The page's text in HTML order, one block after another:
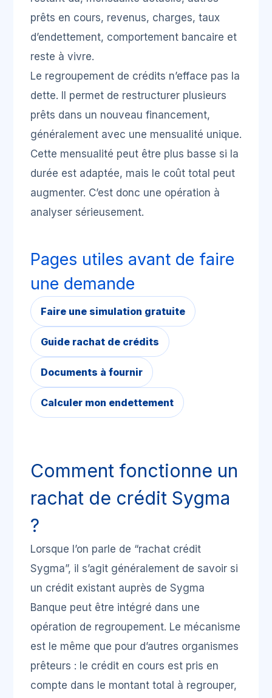
prêts en cours, revenus, charges, taux
d’endettement, comportement bancaire et
reste à vivre.
Le regroupement de crédits n’efface pas la
dette. Il permet de restructurer plusieurs
prêts dans un nouveau financement,
généralement avec une mensualité unique.
Cette mensualité peut être plus basse si la
durée est adaptée, mais le coût total peut
augmenter. C’est donc une opération à
analyser sérieusement.
Pages utiles avant de faire
une demande
Faire une simulation gratuite
Guide rachat de crédits
Documents à fournir
Calculer mon endettement
Comment fonctionne un
rachat de crédit Sygma
?
Lorsque l’on parle de “rachat crédit
Sygma”, il s’agit généralement de savoir si
un crédit existant auprès de Sygma
Banque peut être intégré dans une
opération de regroupement. Le mécanisme
est le même que pour d’autres organismes
prêteurs : le crédit en cours est pris en
compte dans le montant total à regrouper,